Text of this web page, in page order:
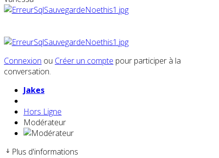
Connexion ou Créer un compte pour participer à la
conversation.
Jakes
Hors Ligne
Modérateur
Plus d'informations